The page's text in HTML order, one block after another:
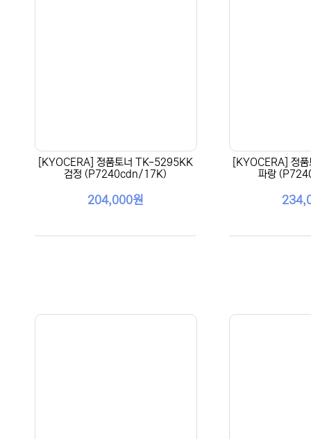
[KYOCERA] 정품토너 TK-5295KK
검정 (P7240cdn/17K)
204,000원
[KYOCERA] 정
파랑